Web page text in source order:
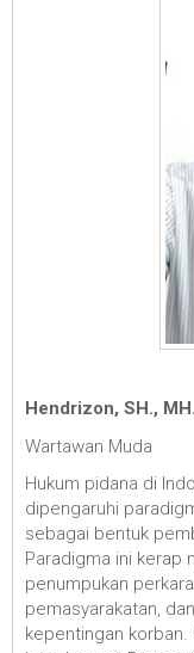
Hendrizon, SH., MH.
Wartawan Muda
Hukum pidana di
dipengaruhi
sebagai bentuk
Paradigma ini kerap
penumpukan
pemasyarakatan,
kepentingan